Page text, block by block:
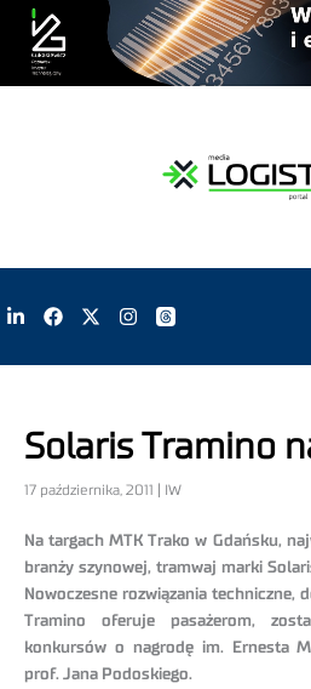
Solaris Tramino
17 października, 2011 | IW
Na targach MTK Trako w Gdańsku,
branży szynowej, tramwaj marki
Nowoczesne rozwiązania techniczne,
Tramino oferuje pasażerom,
konkursów o nagrodę im. Ernesta
prof. Jana Podoskiego.